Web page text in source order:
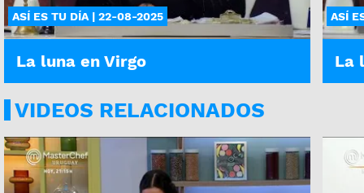
ASÍ ES TU DÍA | 22-08-2025
La luna en Virgo
ASÍ
La
VIDEOS RELACIONADOS